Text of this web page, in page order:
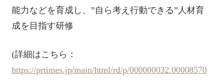
能力などを育成し、”自ら考え行動できる”人材育
成を目指す研修
(詳細はこちら：
https://prtimes.jp/main/html/rd/p/000000032.00008570